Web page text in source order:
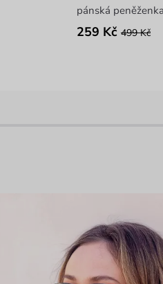
pánská
259 Kč 499 Kč